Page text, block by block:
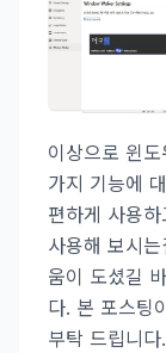
이상으로 윈
가지 기능에
편하게 사용
사용해 보시
움이 도셨길
다. 본 포스팅
부탁 드립니